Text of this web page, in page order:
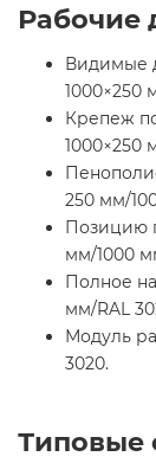
Рабочие
Видимые
1000×250
Крепеж
1000×250
250 мм/
Позицию
мм/1000
Полное
мм/RAL
Модуль
3020.
Типовые